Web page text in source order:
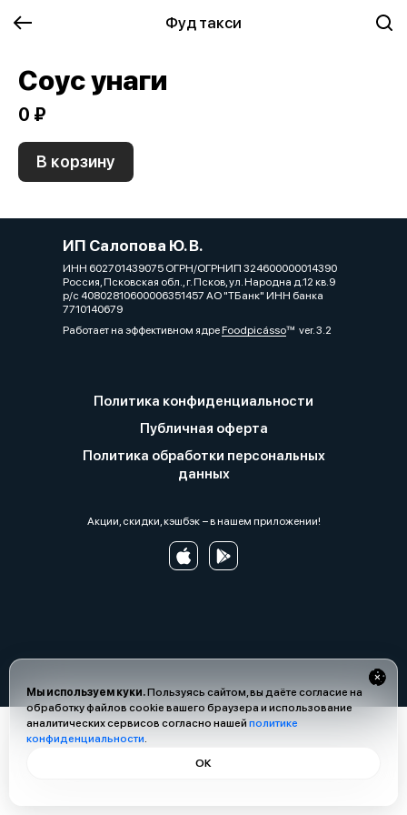
Фуд такси
Мы используем куки.Пользуясь сайтом, вы даёте согласие на
обработку файлов cookie вашего браузера и использование
аналитических сервисов согласно нашей политике
конфиденциальности.
ОК
Соус унаги
0 ₽
В корзину
ИП Салопова Ю. В.
ИНН 602701439075 ОГРН/ОГРНИП 324600000014390
Россия, Псковская обл., г. Псков, ул. Народна д.12 кв.9
р/с 40802810600006351457 АО "ТБанк" ИНН банка
7710140679
Работает на эффективном ядреFoodpicássover. 3.2
Политика конфиденциальности
Публичная оферта
Политика обработки персональных
данных
Акции, скидки, кэшбэк − в нашем приложении!